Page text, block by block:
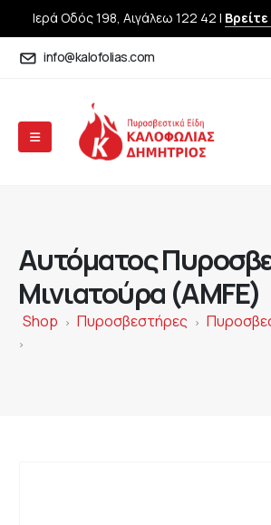
Ιερά Οδός 198, Αιγάλεω 122 42 |
info@kalofolias.com
Αυτόματος
Μινιατούρα (AMFE)
Shop > Πυροσβεστήρες >
>